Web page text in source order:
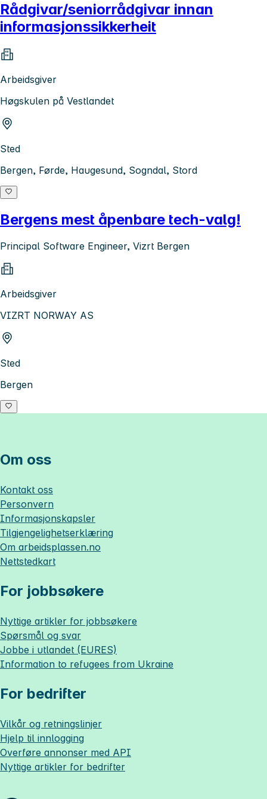
Rådgivar/seniorrådgivar innan
informasjonssikkerheit
Arbeidsgiver
Høgskulen på Vestlandet
Sted
Bergen, Førde, Haugesund, Sogndal, Stord
Bergens mest åpenbare tech-valg!
Principal Software Engineer, Vizrt Bergen
Arbeidsgiver
VIZRT NORWAY AS
Sted
Bergen
Om oss
Kontakt oss
Personvern
Informasjonskapsler
Tilgjengelighetserklæring
Om arbeidsplassen.no
Nettstedkart
For jobbsøkere
Nyttige artikler for jobbsøkere
Spørsmål og svar
Jobbe i utlandet (EURES)
Information to refugees from Ukraine
For bedrifter
Vilkår og retningslinjer
Hjelp til innlogging
Overføre annonser med API
Nyttige artikler for bedrifter